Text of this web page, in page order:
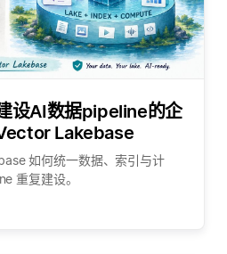
设AI数据pipeline的企
Lakebase
如何统一数据、索引与计
重复建设。